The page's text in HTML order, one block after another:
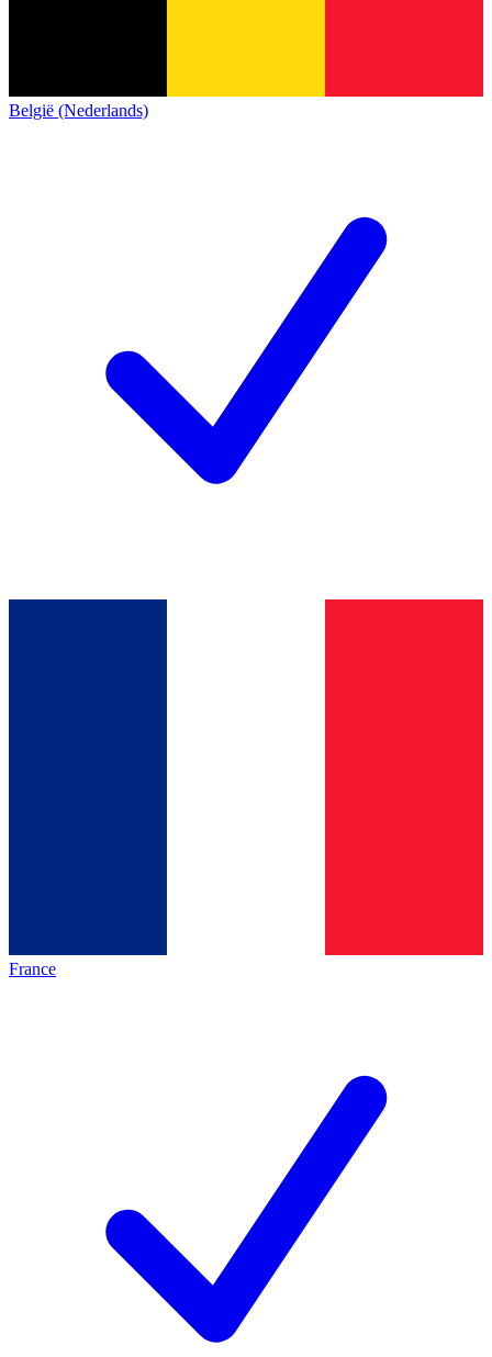
België (Nederlands)
France